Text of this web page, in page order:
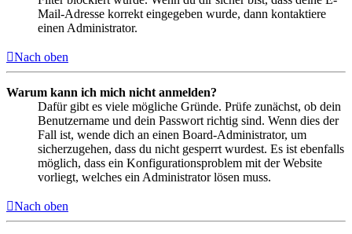
Mail-Adresse korrekt eingegeben wurde, dann kontaktiere
einen Administrator.
Nach oben
Warum kann ich mich nicht anmelden?
Dafür gibt es viele mögliche Gründe. Prüfe zunächst, ob dein
Benutzername und dein Passwort richtig sind. Wenn dies der
Fall ist, wende dich an einen Board-Administrator, um
sicherzugehen, dass du nicht gesperrt wurdest. Es ist ebenfalls
möglich, dass ein Konfigurationsproblem mit der Website
vorliegt, welches ein Administrator lösen muss.
Nach oben